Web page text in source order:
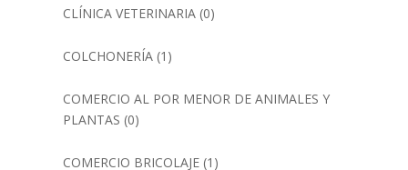
CLÍNICA VETERINARIA(0)
COLCHONERÍA(1)
COMERCIO AL POR MENOR DE ANIMALES Y
PLANTAS (0)
COMERCIO BRICOLAJE(1)